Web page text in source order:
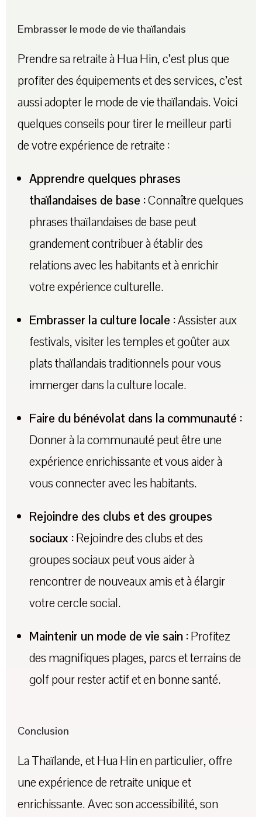
Embrasser le mode de vie thaïlandais
Prendre sa retraite à Hua Hin, c’est plus que
profiter des équipements et des services, c’est
aussi adopter le mode de vie thaïlandais. Voici
quelques conseils pour tirer le meilleur parti
de votre expérience de retraite :
Apprendre quelques phrases
thaïlandaises de base :Connaître quelques
phrases thaïlandaises de base peut
grandement contribuer à établir des
relations avec les habitants et à enrichir
votre expérience culturelle.
Embrasser la culture locale :Assister aux
festivals, visiter les temples et goûter aux
plats thaïlandais traditionnels pour vous
immerger dans la culture locale.
Faire du bénévolat dans la communauté :
Donner à la communauté peut être une
expérience enrichissante et vous aider à
vous connecter avec les habitants.
Rejoindre des clubs et des groupes
sociaux :Rejoindre des clubs et des
groupes sociaux peut vous aider à
rencontrer de nouveaux amis et à élargir
votre cercle social.
Maintenir un mode de vie sain :Profitez
des magnifiques plages, parcs et terrains de
golf pour rester actif et en bonne santé.
Conclusion
La Thaïlande, et Hua Hin en particulier, offre
une expérience de retraite unique et
enrichissante. Avec son accessibilité, son